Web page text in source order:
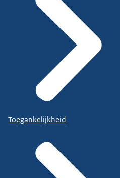
Toegankelijkheid